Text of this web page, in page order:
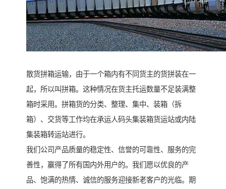
散货拼箱运输，由于一个箱内有不同货主的货拼装在一
起，所以叫拼箱。这种情况在货主托运数量不足装满整
箱时采用。拼箱货的分类、整理、集中、装箱（拆
箱）、交货等工作均在承运人码头集装箱货运站或内陆
集装箱转运站进行。
我们公司产品质量的稳定性、信誉的可靠性、服务的完
善性，赢得了所有国内外用户的。我们愿以优良的产
品、饱满的热情、诚信的服务迎接新老客户的光临。期